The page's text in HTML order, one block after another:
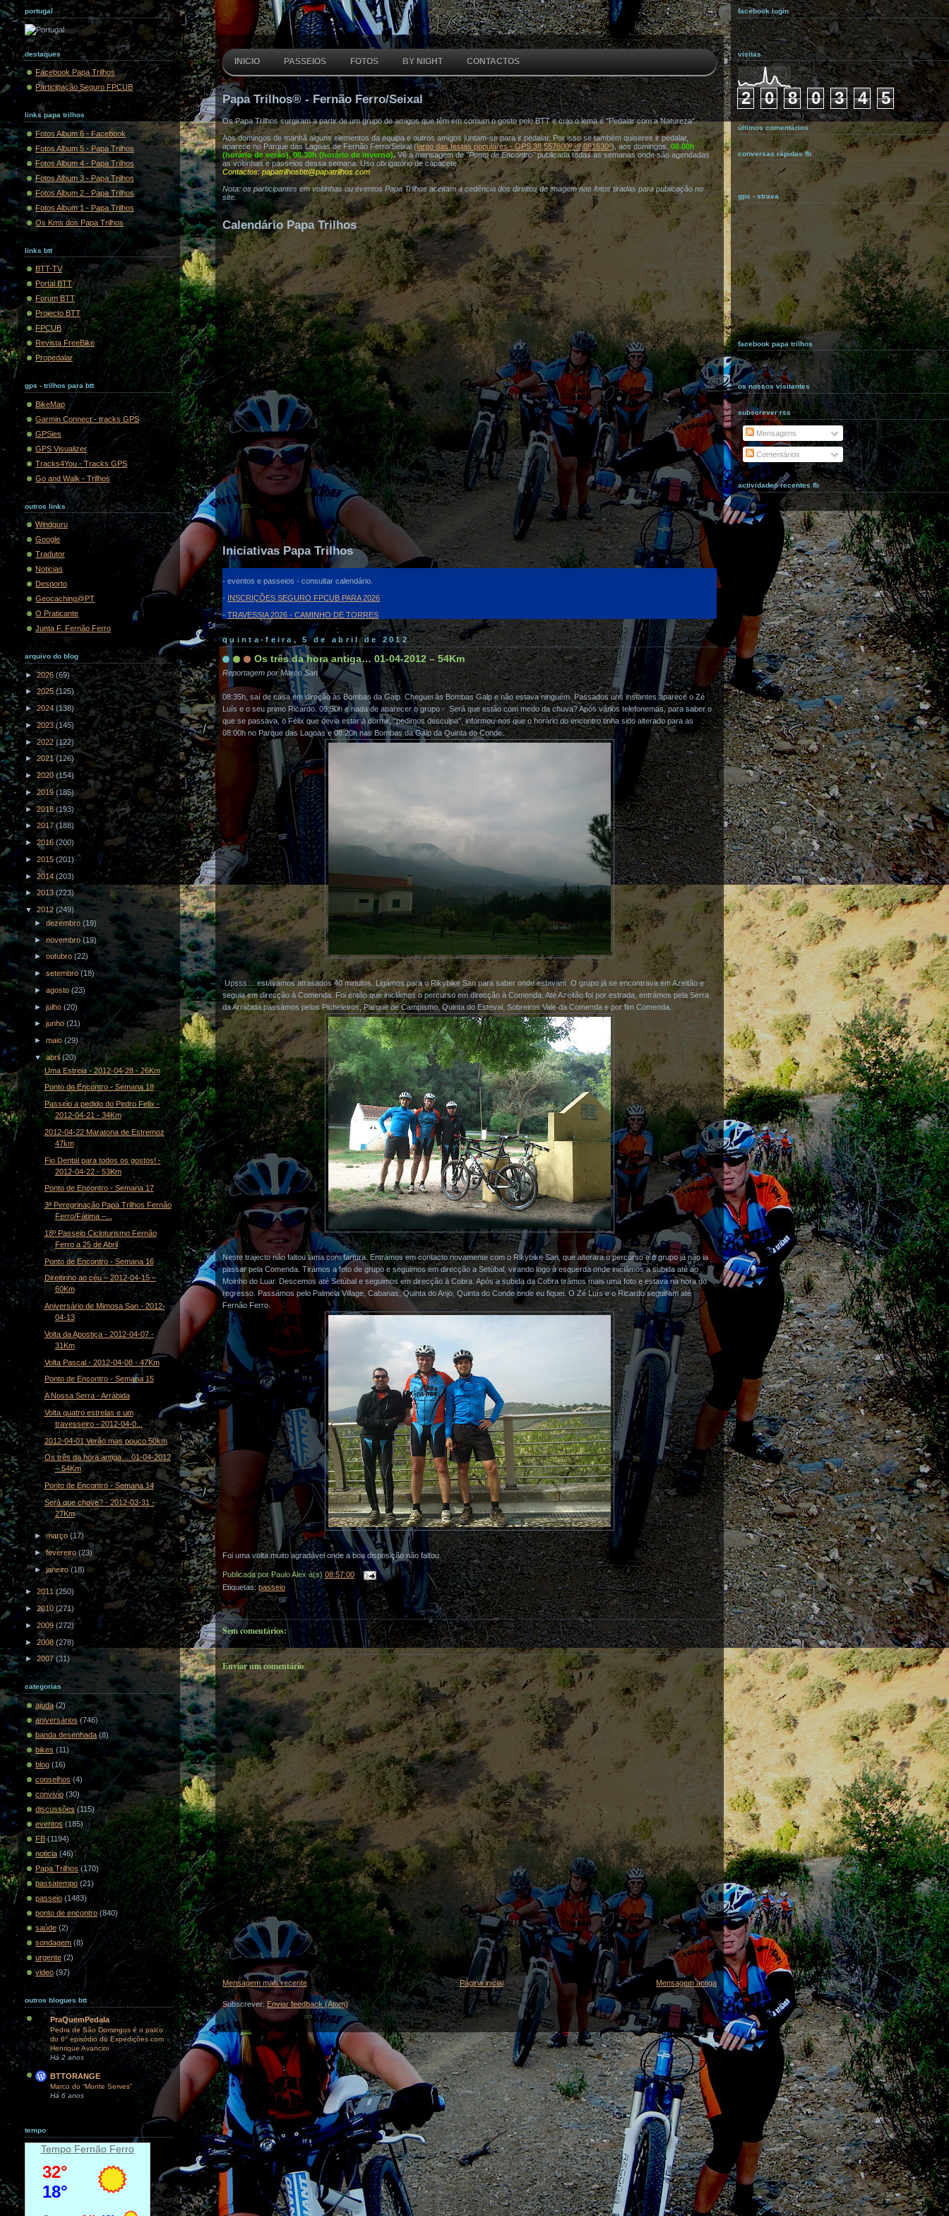
portugal
destaques
Facebook Papa Trilhos
Participação Seguro FPCUB
links papa trilhos
Fotos Album 6 - Facebook
Fotos Album 5 - Papa Trilhos
Fotos Album 4 - Papa Trilhos
Fotos Album 3 - Papa Trilhos
Fotos Album 2 - Papa Trilhos
Fotos Album 1 - Papa Trilhos
Os Kms dos Papa Trilhos
links btt
BTT-TV
Portal BTT
Forum BTT
Projecto BTT
FPCUB
Revista FreeBike
Propedalar
gps - trilhos para btt
BikeMap
Garmin Connect - tracks GPS
GPSies
GPS Visualizer
Tracks4You - Tracks GPS
Go and Walk - Trilhos
outros links
Windguru
Google
Tradutor
Noticias
Desporto
Geocaching@PT
O Praticante
Junta F. Fernão Ferro
arquivo do blog
►2026 (69)
► 2025(125)
►2024(138)
►2023(145)
►2022(122)
► 2021(126)
►2020(154)
►2019 (185)
►2018 (193)
► 2017 (188)
► 2016 (200)
► 2015 (201)
► 2014 (203)
► 2013 (223)
▼2012 (249)
►dezembro(19)
►novembro(19)
►outubro(22)
►setembro(18)
►agosto(23)
►julho(20)
►junho(21)
►maio(29)
▼abril(20)
Uma Estreia - 2012-04-28 - 26Km
Ponto de Encontro - Semana 18
Passeio a pedido do Pedro Felix -
2012-04-21 - 34Km
2012-04-22 Maratona de Estremoz
47km
Fio Dental para todos os gostos! -
2012-04-22 - 53Km
Ponto de Encontro - Semana 17
3ª Peregrinação Papa Trilhos Fernão
Ferro/Fátima –...
18º Passeio Cicloturismo Fernão
Ferro a 25 de Abril
Ponto de Encontro - Semana 16
Direitinho ao céu – 2012-04-15 –
60Km
Aniversário de Mimosa San - 2012-
04-13
Volta da Apostiça - 2012-04-07 -
31Km
Volta Pascal - 2012-04-08 - 47Km
Ponto de Encontro - Semana 15
A Nossa Serra - Arrábida
Volta quatro estrelas e um
travesseiro - 2012-04-0...
2012-04-01 Verão mas pouco 50km
Os três da hora antiga… 01-04-2012
– 54Km
Ponto de Encontro - Semana 14
Será que chove? - 2012-03-31 -
27Km
►março(17)
►fevereiro(23)
►janeiro(18)
► 2011(250)
► 2010 (271)
► 2009 (272)
► 2008 (278)
► 2007 (31)
categorias
ajuda (2)
aniversários (746)
banda desenhada (8)
bikes (11)
blog (16)
conselhos (4)
convivio (30)
discussões (115)
eventos (185)
FB (1194)
noticia (46)
Papa Trilhos (170)
passatempo (21)
passeio (1483)
ponto de encontro (840)
saúde (2)
sondagem (8)
urgente (2)
video (97)
outros blogues btt
PraQuemPedala
Pedra de São Domingos é o palco
do 6° episódio do Expedições com
Henrique Avancini
Há 2 anos
BTTORANGE
Marco do “Monte Serves”
Há 6 anos
tempo
Tempo Fernão Ferro
INICIO PASSEIOS FOTOS BY NIGHT CONTACTOS
Papa Trilhos® - Fernão Ferro/Seixal
Os Papa Trilhos surgiram a partir de um grupo de amigos que têm em comum o gosto pelo BTT e cujo o lema é "Pedalar com a Natureza".
Aos domingos de manhã alguns elementos da equipa e outros amigos juntam-se para ir pedalar. Por isso se também quiseres ir pedalar,
aparece no Parque das Lagoas de Fernão Ferro/Seixal (largo das festas populares - GPS 38,557800º -9,091630º), aos domingos, 08.00h
(horário de verão), 08.30h (horário de inverno).Vê a mensagem de"Ponto de Encontro"publicada todas as semanas onde são agendadas
as voltinhas e passeios dessa semana. Uso obrigatório de capacete.
Contactos: papatrilhosbtt@papatrilhos.com
Nota: os participantes em voltinhas ou eventos Papa Trilhos aceitam a cedência dos direitos de imagem nas fotos tiradas para publicação no
site.
Calendário Papa Trilhos
Iniciativas Papa Trilhos
- eventos e passeios - consultar calendário.
- INSCRIÇÕES SEGURO FPCUB PARA 2026
- TRAVESSIA 2026 - CAMINHO DE TORRES
quinta-feira, 5 de abril de 2012
Os três da hora antiga… 01-04-2012 – 54Km
Reportagem por Marco San
08:35h, saí de casa em direção às Bombas da Galp. Cheguei às Bombas Galp e não estava ninguém. Passados uns instantes aparece o Zé
Luís e o seu primo Ricardo. 09:50h e nada de aparecer o grupo - Será que estão com medo da chuva? Após vários telefonemas, para saber o
que se passava, o Félix que devia estar a dormir, “pedimos desculpa”, informou-nos que o horário do encontro tinha sido alterado para as
08:00h no Parque das Lagoas e 08:20h nas Bombas da Galp da Quinta do Conde.
Upsss… estávamos atrasados 40 minutos. Ligámos para o Rikybike San para saber onde estavam. O grupo já se encontrava em Azeitão e
seguia em direcção à Comenda. Foi então que iniciámos o percurso em direcção à Comenda. Até Azeitão foi por estrada, entrámos pela Serra
da Arrábida passámos pelos Picheleiros, Parque de Campismo, Quinta do Esteval, Sobreiros Vale da Comenda e por fim Comenda.
Neste trajecto não faltou lama com fartura. Entrámos em contacto novamente com o Rikybike San, que alterara o percurso e o grupo já não ia
passar pela Comenda. Tirámos a foto de grupo e seguimos em direcção a Setúbal, virando logo à esquerda onde iniciámos a subida até ao
Moinho do Luar. Descemos até Setúbal e seguimos em direcção à Cobra. Após a subida da Cobra tirámos mais uma foto e estava na hora do
regresso. Passámos pelo Palmela Village, Cabanas, Quinta do Anjo, Quinta do Conde onde eu fiquei. O Zé Luís e o Ricardo seguiram até
Fernão Ferro.
Foi uma volta muito agradável onde a boa disposição não faltou.
Publicada por Paulo Alex à(s)08:57:00
Etiquetas:passeio
Sem comentários:
Enviar um comentário
Mensagem mais recente Mensagem antiga
Página inicial
Subscrever: Enviar feedback (Atom)
facebook login
visitas
2 0 8 0 3 4 5
últimos comentários
conversas rápidas fb
gps - strava
facebook papa trilhos
os nossos visitantes
subscrever rss
Mensagens
Comentários
actividades recentes fb